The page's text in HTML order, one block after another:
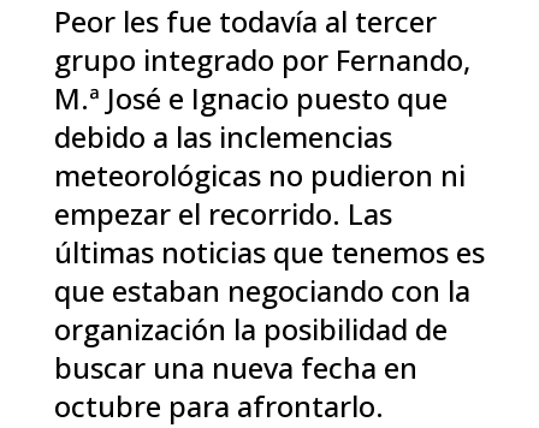
Peor les fue todavía al tercer
grupo integrado por Fernando,
M.ª José e Ignacio puesto que
debido a las inclemencias
meteorológicas no pudieron ni
empezar el recorrido. Las
últimas noticias que tenemos es
que estaban negociando con la
organización la posibilidad de
buscar una nueva fecha en
octubre para afrontarlo.